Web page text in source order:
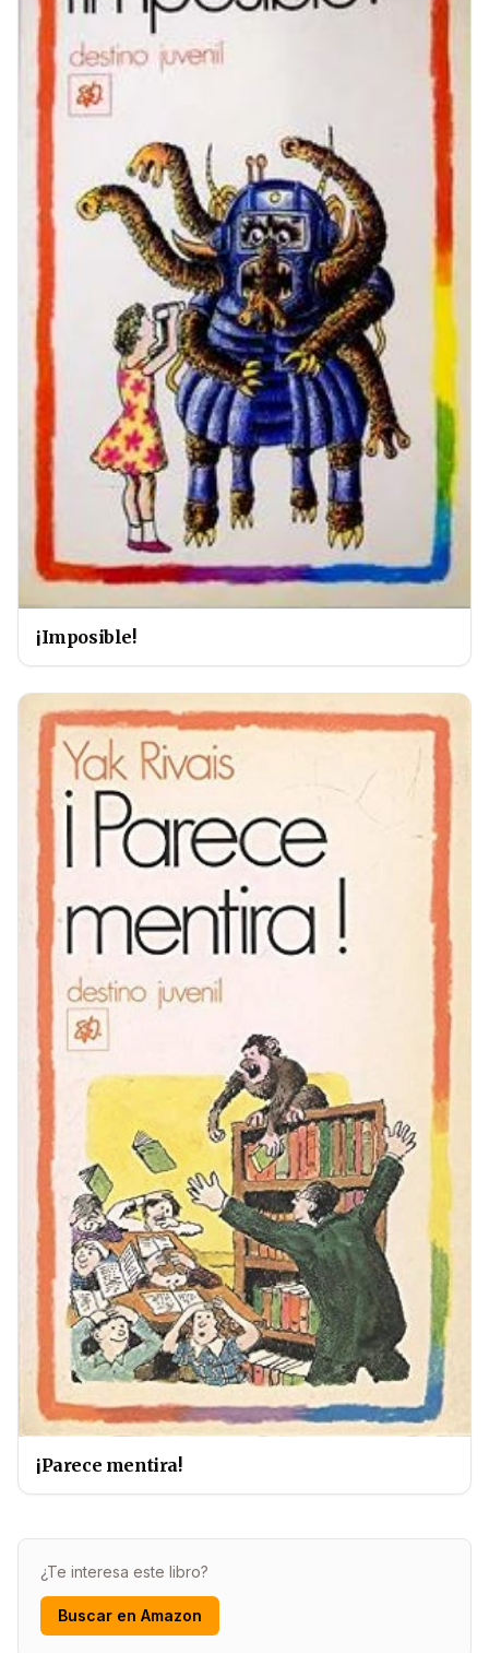
¡Imposible!
¡Parece mentira!
¿Te interesa este libro?
Buscar en Amazon